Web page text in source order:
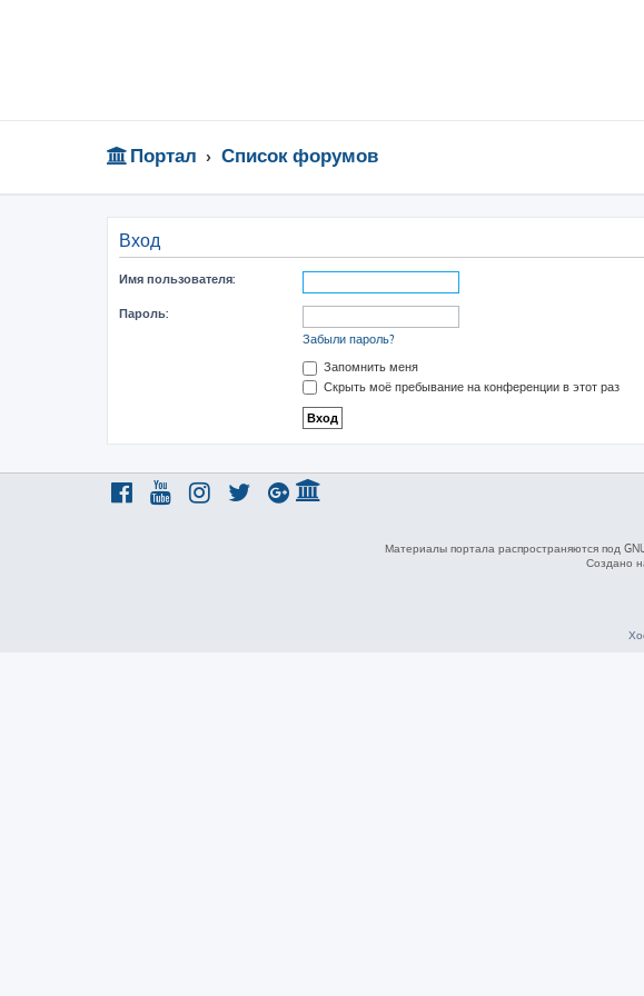
Портал Список форумов
Вход
Имя пользователя:
Пароль:
Забыли пароль?
Запомнить меня
Скрыть моё пребывание на конференции в этот раз
Материалы портала распространяются под
Создано